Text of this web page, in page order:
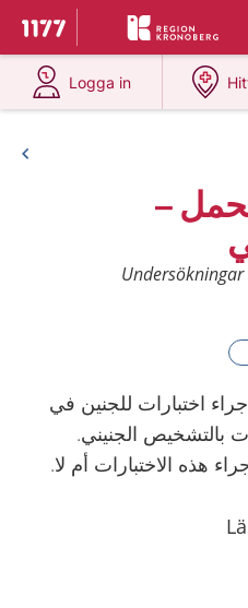
To start page for 1177
Du har valt region
Logga in
at 1177.se
–
اختبارات للجنين في
بالتشخيص الجنيني.
هذه الاختبارات أم لا.